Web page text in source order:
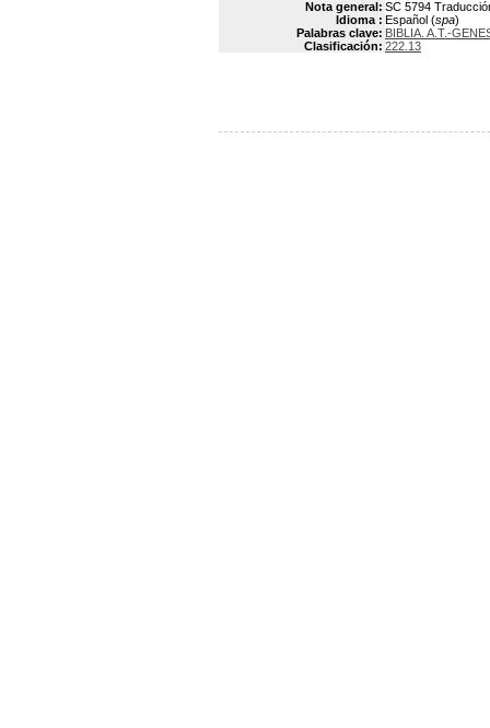
Nota general: SC 5794
Idioma : Español (spa)
Palabras clave: BIBLIA. A.T.-
Clasificación: 222.13